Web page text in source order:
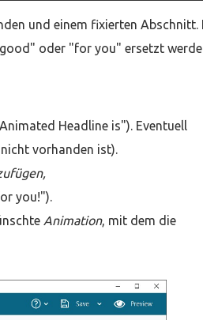
und einem fixierten Abschnitt.
oder "for you" ersetzt
Headline is"). Eventuell
vorhanden ist).
you!").
Animation, mit dem die